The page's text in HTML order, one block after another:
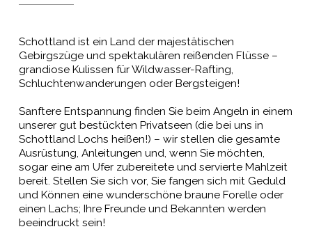
Schottland ist ein Land der majestätischen
Gebirgszüge und spektakulären reißenden Flüsse –
grandiose Kulissen für Wildwasser-Rafting,
Schluchtenwanderungen oder Bergsteigen!
Sanftere Entspannung finden Sie beim Angeln in einem
unserer gut bestückten Privatseen (die bei uns in
Schottland Lochs heißen!) – wir stellen die gesamte
Ausrüstung, Anleitungen und, wenn Sie möchten,
sogar eine am Ufer zubereitete und servierte Mahlzeit
bereit. Stellen Sie sich vor, Sie fangen sich mit Geduld
und Können eine wunderschöne braune Forelle oder
einen Lachs; Ihre Freunde und Bekannten werden
beeindruckt sein!